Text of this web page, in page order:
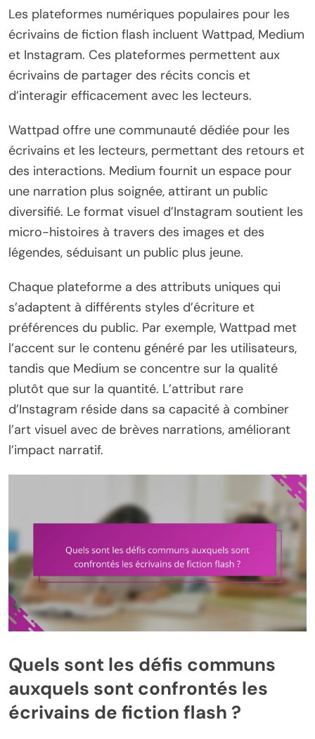
Les plateformes numériques populaires pour les
écrivains de fiction flash incluent Wattpad, Medium
et Instagram. Ces plateformes permettent aux
écrivains de partager des récits concis et
d’interagir efficacement avec les lecteurs.
Wattpad offre une communauté dédiée pour les
écrivains et les lecteurs, permettant des retours et
des interactions. Medium fournit un espace pour
une narration plus soignée, attirant un public
diversifié. Le format visuel d’Instagram soutient les
micro-histoires à travers des images et des
légendes, séduisant un public plus jeune.
Chaque plateforme a des attributs uniques qui
s’adaptent à différents styles d’écriture et
préférences du public. Par exemple, Wattpad met
l’accent sur le contenu généré par les utilisateurs,
tandis que Medium se concentre sur la qualité
plutôt que sur la quantité. L’attribut rare
d’Instagram réside dans sa capacité à combiner
l’art visuel avec de brèves narrations, améliorant
l’impact narratif.
Quels sont les défis communs
auxquels sont confrontés les
écrivains de fiction flash ?